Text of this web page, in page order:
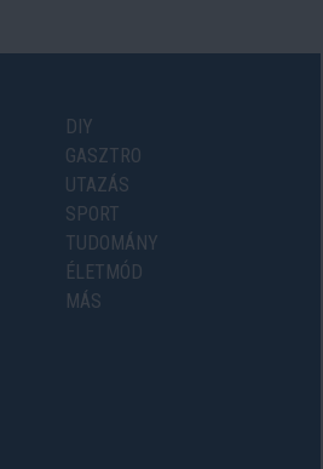
DIY
GASZTRO
UTAZÁS
SPORT
TUDOMÁNY
ÉLETMÓD
MÁS